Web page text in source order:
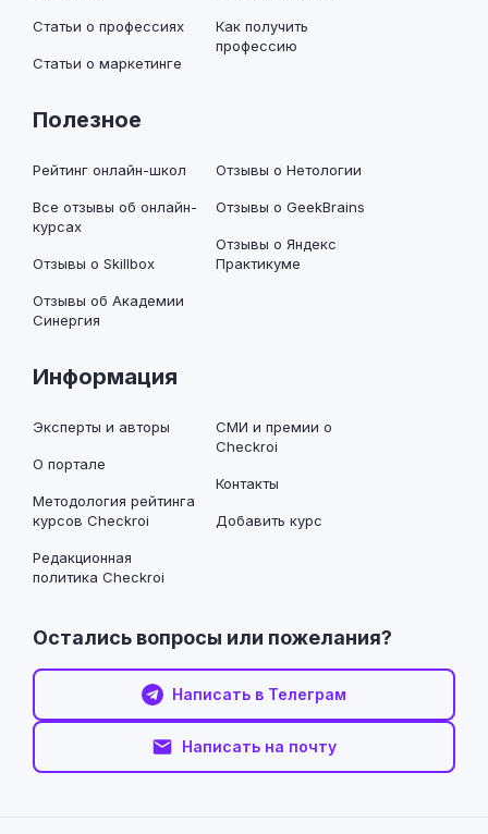
Статьи о профессиях
Статьи о маркетинге
Как получить
профессию
Полезное
Рейтинг онлайн-школ
Все отзывы об онлайн-
курсах
Отзывы о Skillbox
Отзывы об Академии
Синергия
Отзывы о Нетологии
Отзывы о GeekBrains
Отзывы о Яндекс
Практикуме
Информация
Эксперты и авторы
О портале
Методология рейтинга
курсов Checkroi
Редакционная
политика Checkroi
СМИ и премии о
Checkroi
Контакты
Добавить курс
Остались вопросы или пожелания?
Написать в Телеграм
Написать на почту